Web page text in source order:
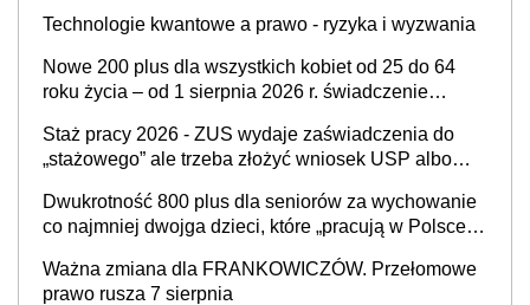
Technologie kwantowe a prawo - ryzyka i wyzwania
Nowe 200 plus dla wszystkich kobiet od 25 do 64
roku życia – od 1 sierpnia 2026 r. świadczenie
Staż pracy 2026 - ZUS wydaje zaświadczenia do
„stażowego” ale trzeba złożyć wniosek USP albo
zaświadczenie z ZUS?
Dwukrotność 800 plus dla seniorów za wychowanie
co najmniej dwojga dzieci, które „pracują w Polsce i
podatków? Zapadła decyzja Sejmu
Ważna zmiana dla FRANKOWICZÓW. Przełomowe
prawo rusza 7 sierpnia